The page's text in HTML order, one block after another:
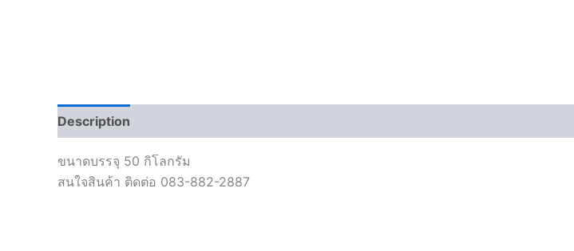
Description
ขนาดบรรจุ 50 กิโลกรัม
สนใจสินค้า ติดต่อ 083-882-2887